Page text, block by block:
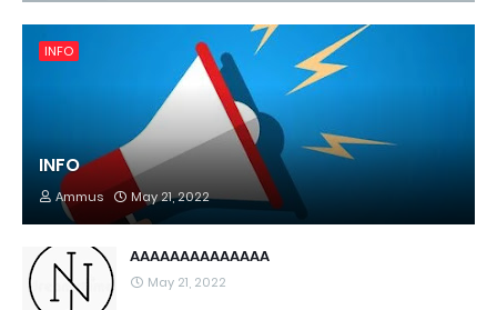
INFO
INFO
Ammus May 21, 2022
AAAAAAAAAAAAAA
May 21, 2022